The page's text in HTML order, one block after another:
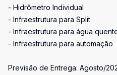
- Hidrômetro Individual
- Infraestrutura para Split
- Infraestrutura para água
- Infraestrutura para automação
Previsão de Entrega: Agosto/